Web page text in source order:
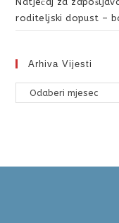
roditeljski dopust –
Arhiva Vijesti